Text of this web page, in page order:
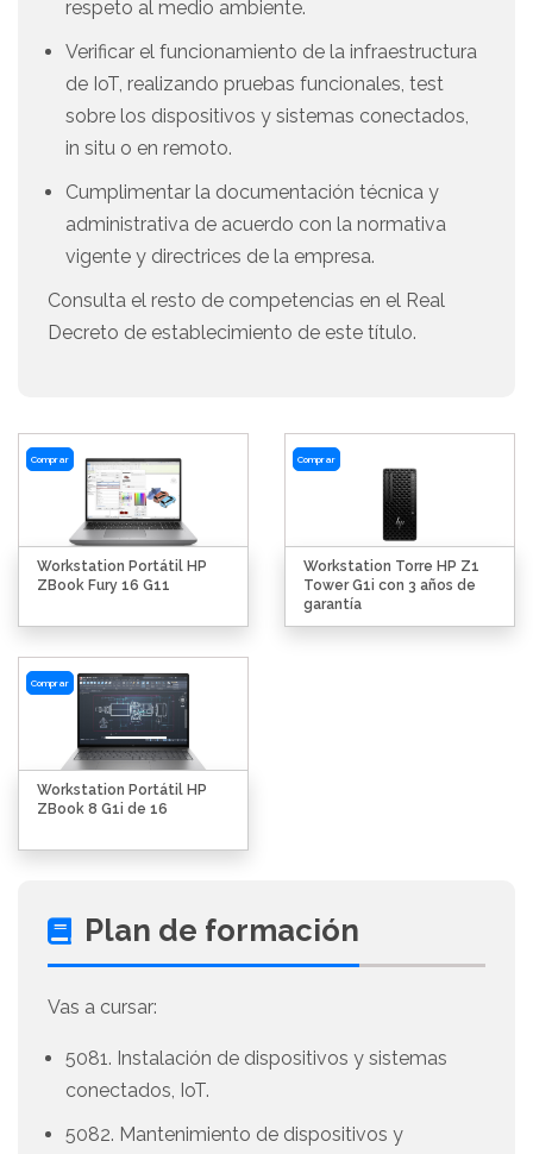
respeto al medio ambiente.
Verificar el funcionamiento de la infraestructura
de IoT, realizando pruebas funcionales, test
sobre los dispositivos y sistemas conectados,
in situ o en remoto.
Cumplimentar la documentación técnica y
administrativa de acuerdo con la normativa
vigente y directrices de la empresa.
Consulta el resto de competencias en el Real
Decreto de establecimiento de este título.
Comprar
Workstation Portátil HP
ZBook Fury 16 G11
Comprar
Workstation Torre HP Z1
Tower G1i con 3 años de
garantía
Comprar
Workstation Portátil HP
ZBook 8 G1i de 16
Plan de formación
Vas a cursar:
5081. Instalación de dispositivos y sistemas
conectados, IoT.
5082. Mantenimiento de dispositivos y